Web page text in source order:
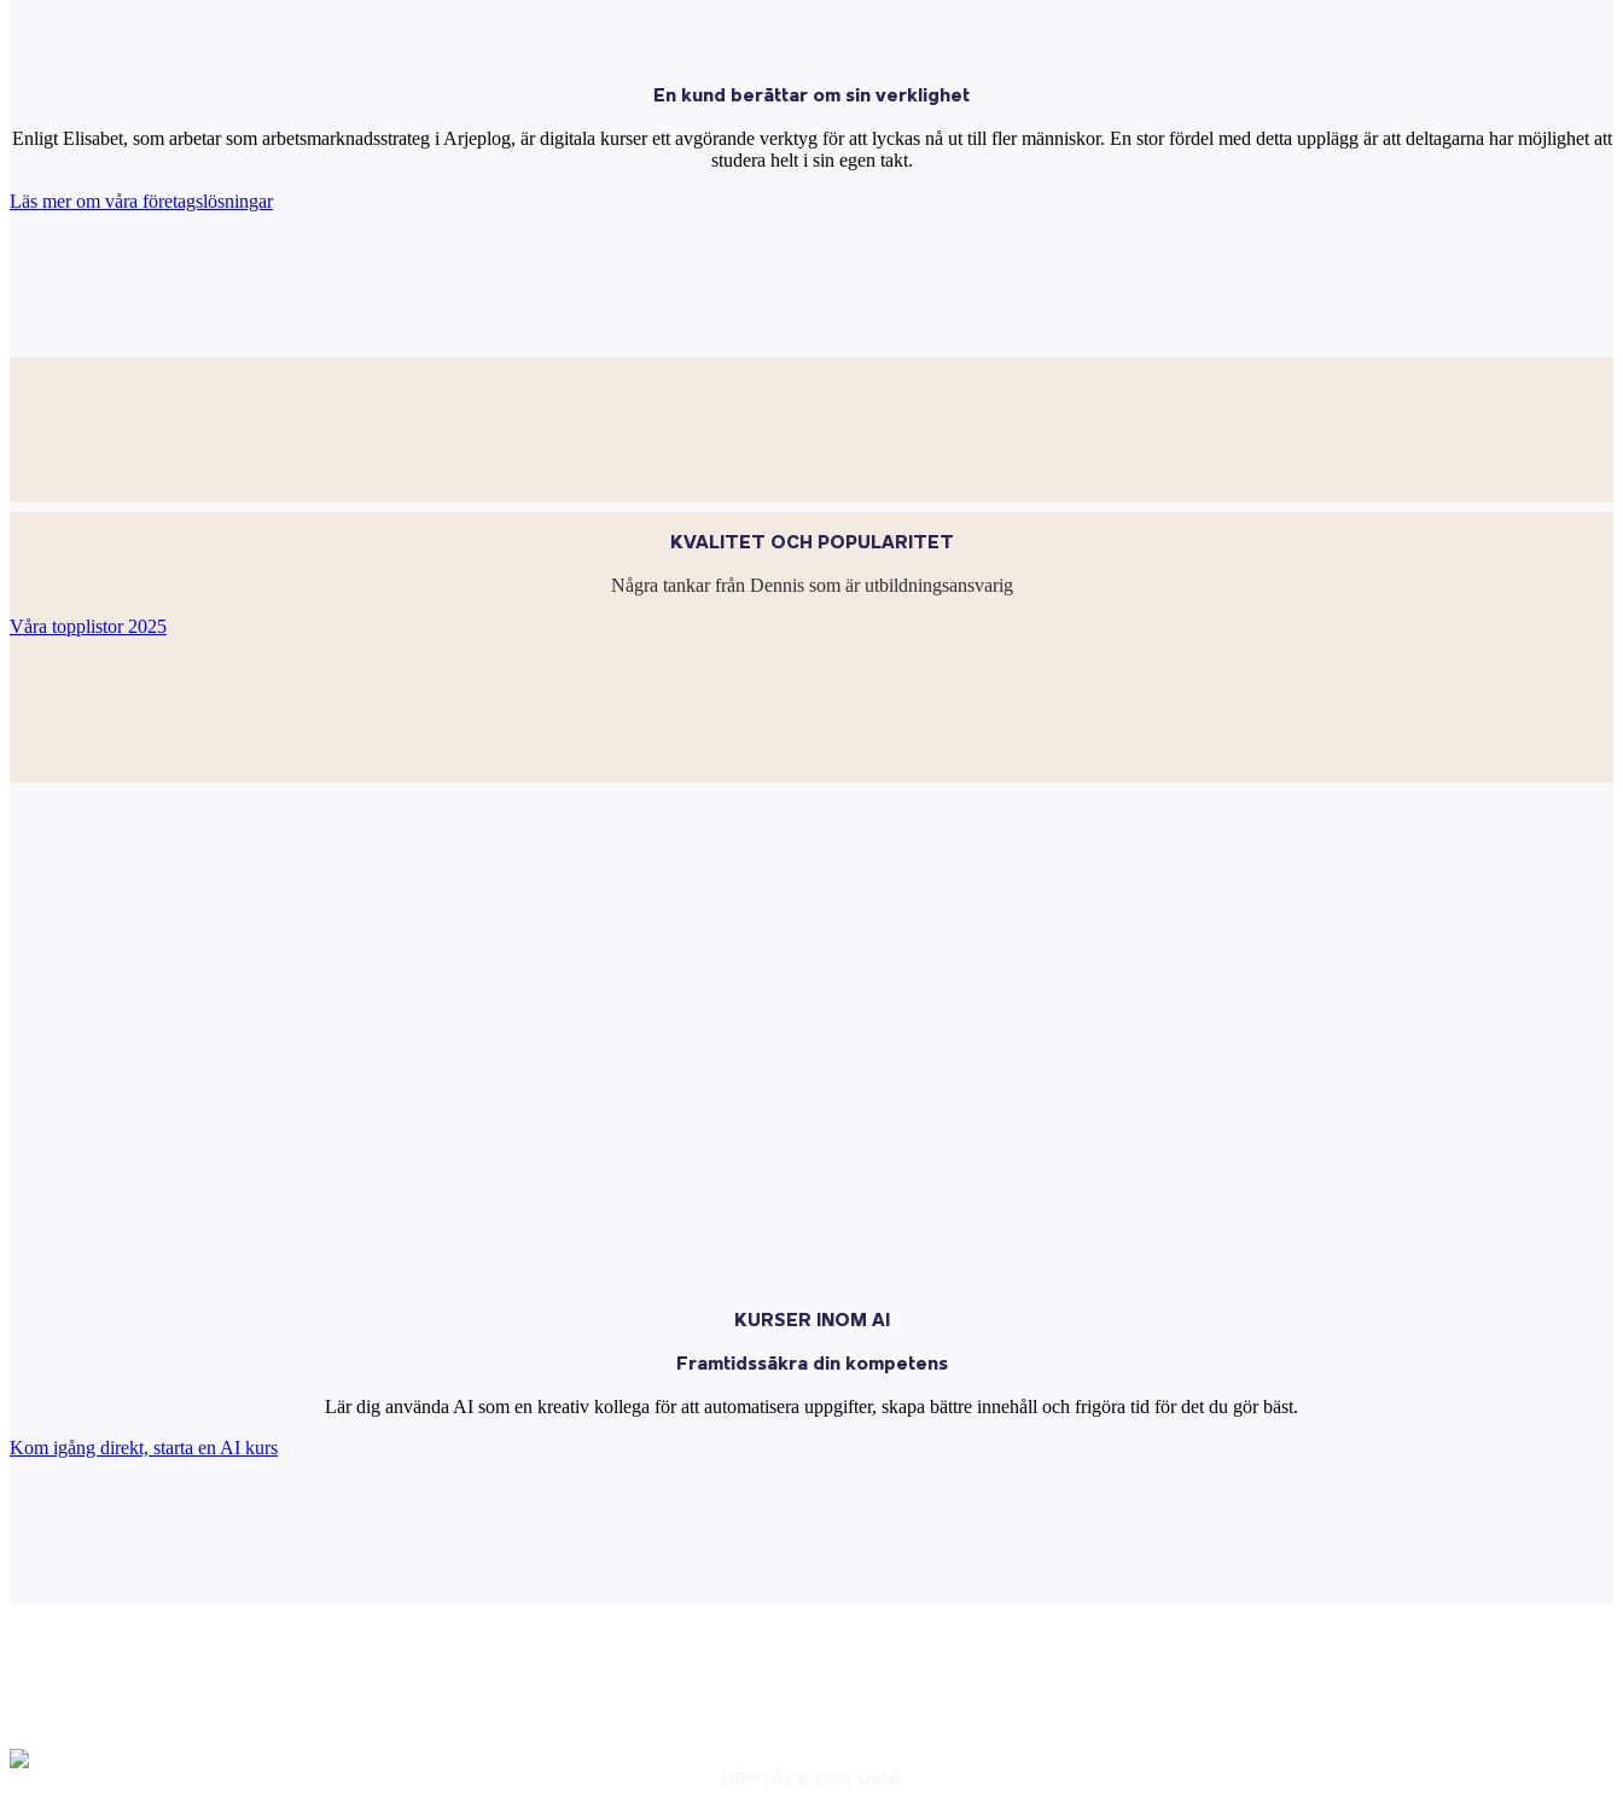
En kund berättar om sin verklighet
Enligt Elisabet, som arbetar som arbetsmarknadsstrateg i Arjeplog, är digitala kurser ett avgörande verktyg för att lyckas nå ut till fler människor. En stor fördel med detta upplägg är att deltagarna har möjlighet att
studera helt i sin egen takt.
Läs mer om våra företagslösningar
KVALITET OCH POPULARITET
Några tankar från Dennis som är utbildningsansvarig
Våra topplistor 2025
KURSER INOM AI
Framtidssäkra din kompetens
Lär dig använda AI som en kreativ kollega för att automatisera uppgifter, skapa bättre innehåll och frigöra tid för det du gör bäst.
Kom igång direkt, starta en AI kurs